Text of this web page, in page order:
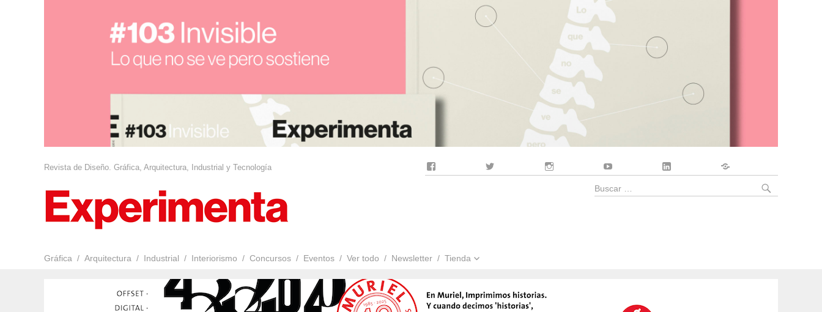
Revista de Diseño. Gráfica, Arquitectura, Industrial y Tecnología
Gráfica Arquitectura Industrial Interiorismo Concursos Eventos Ver todo Newsletter Tienda
Buscar